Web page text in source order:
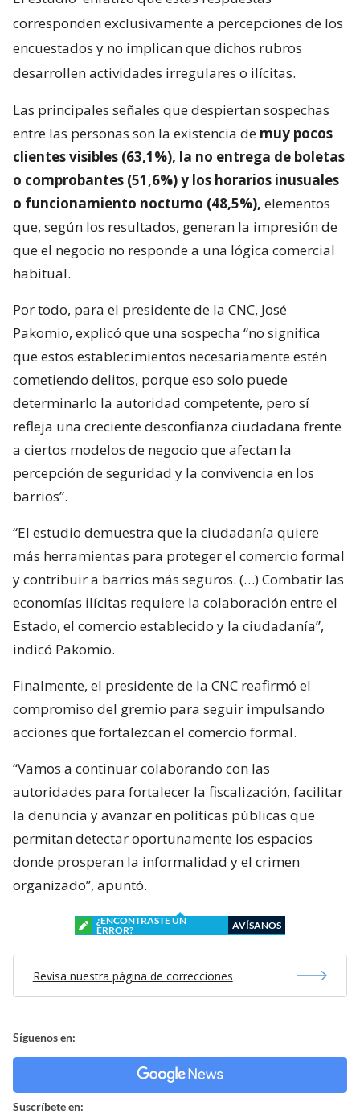
corresponden exclusivamente a percepciones de los
encuestados y no implican que dichos rubros
desarrollen actividades irregulares o ilícitas.
Las principales señales que despiertan sospechas
entre las personas son la existencia de muy pocos
clientes visibles (63,1%), la no entrega de boletas
o comprobantes (51,6%) y los horarios inusuales
o funcionamiento nocturno (48,5%), elementos
que, según los resultados, generan la impresión de
que el negocio no responde a una lógica comercial
habitual.
Por todo, para el presidente de la CNC, José
Pakomio, explicó que una sospecha “no significa
que estos establecimientos necesariamente estén
cometiendo delitos, porque eso solo puede
determinarlo la autoridad competente, pero sí
refleja una creciente desconfianza ciudadana frente
a ciertos modelos de negocio que afectan la
percepción de seguridad y la convivencia en los
barrios”.
“El estudio demuestra que la ciudadanía quiere
más herramientas para proteger el comercio formal
y contribuir a barrios más seguros. (…) Combatir las
economías ilícitas requiere la colaboración entre el
Estado, el comercio establecido y la ciudadanía”,
indicó Pakomio.
Finalmente, el presidente de la CNC reafirmó el
compromiso del gremio para seguir impulsando
acciones que fortalezcan el comercio formal.
“Vamos a continuar colaborando con las
autoridades para fortalecer la fiscalización, facilitar
la denuncia y avanzar en políticas públicas que
permitan detectar oportunamente los espacios
donde prosperan la informalidad y el crimen
organizado”, apuntó.
¿ENCONTRASTE UN
ERROR?
AVÍSANOS
Revisa nuestra página de correcciones
Síguenos en:
Suscríbete en: